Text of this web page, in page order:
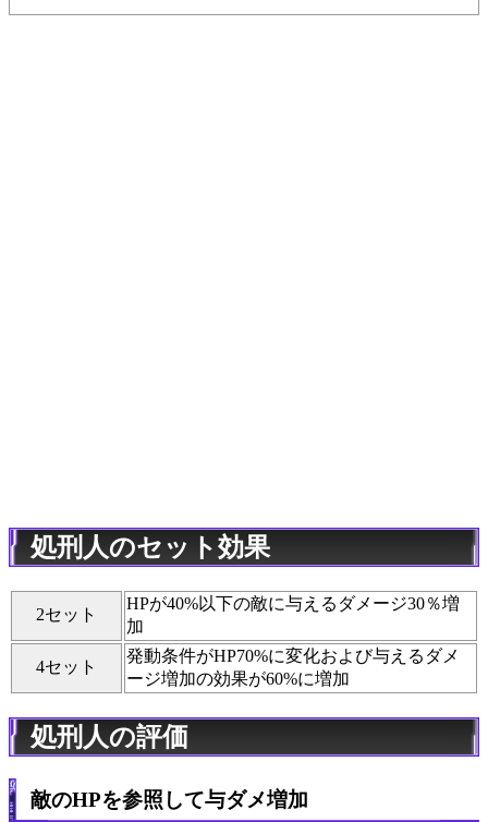
処刑人のセット効果
2セット
HPが40%以下の敵に与えるダメージ30％増
加
4セット
発動条件がHP70%に変化および与えるダメ
ージ増加の効果が60%に増加
処刑人の評価
敵のHPを参照して与ダメ増加